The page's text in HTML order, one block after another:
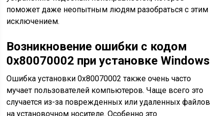
поможет даже неопытным людям разобраться с этим
исключением.
Возникновение ошибки с кодом
0x80070002 при установке Windows
Ошибка установки 0x80070002 также очень часто
мучает пользователей компьютеров. Чаще всего это
случается из-за поврежденных или удаленных файлов
на установочном носителе. Особенно это